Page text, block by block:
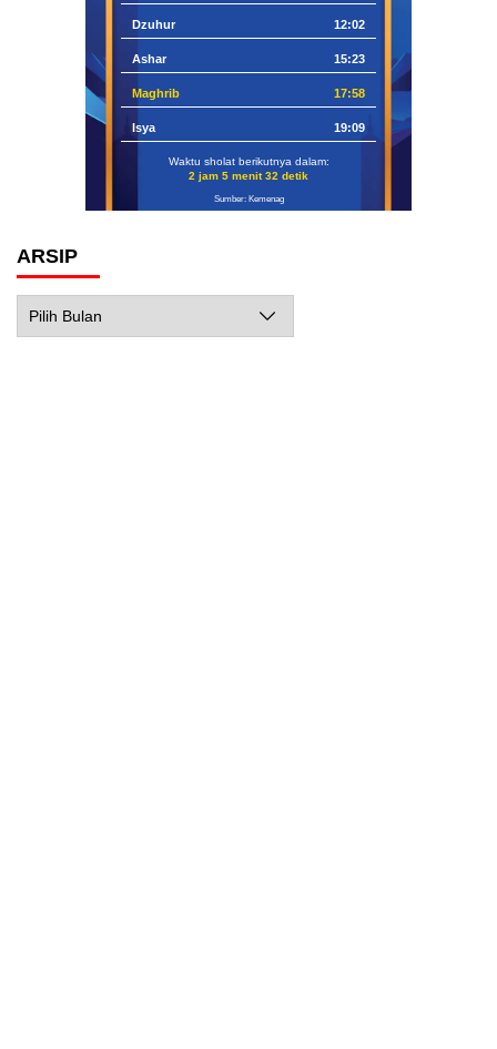
Dzuhur 12:02
Ashar 15:23
Maghrib 17:58
Isya 19:09
Waktu sholat berikutnya dalam:
2 jam 5 menit 31 detik
Sumber: Kemenag
ARSIP